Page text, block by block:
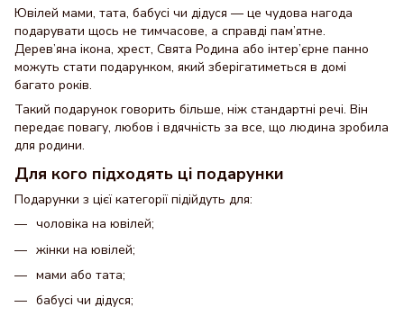
Ювілей мами, тата, бабусі чи дідуся — це чудова нагода
подарувати щось не тимчасове, а справді пам’ятне.
Дерев’яна ікона, хрест, Свята Родина або інтер’єрне панно
можуть стати подарунком, який зберігатиметься в домі
багато років.
Такий подарунок говорить більше, ніж стандартні речі. Він
передає повагу, любов і вдячність за все, що людина зробила
для родини.
Для кого підходять ці подарунки
Подарунки з цієї категорії підійдуть для:
чоловіка на ювілей;
жінки на ювілей;
мами або тата;
бабусі чи дідуся;